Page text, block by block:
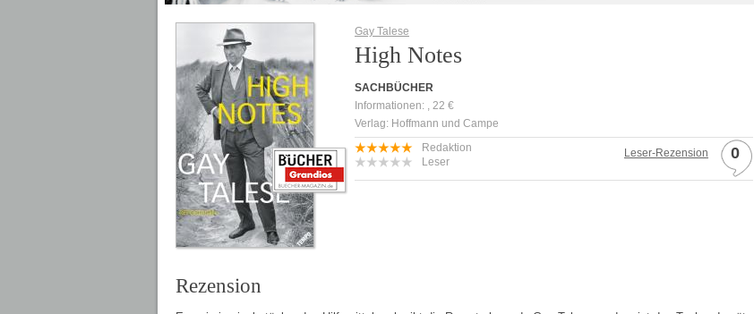
Gay Talese
High Notes
SACHBÜCHER
Informationen: , 22 €
Verlag: Hoffmann und Campe
Leser-Rezension 0
Redaktion
Leser
Rezension